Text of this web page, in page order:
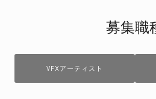
募集職
VFXアーティスト